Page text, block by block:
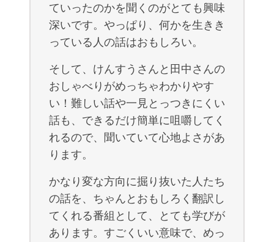
ていったのかを聞くのがとても興味
深いです。やっぱり、何かを生きき
っている人の話はおもしろい。
そして、けんすうさんと田中さんの
おしゃべりがめっちゃわかりやす
い！難しい話や一見とっつきにくい
話も、できるだけ簡単に咀嚼してく
れるので、聞いていて心地よさがあ
ります。
かなり変な方向に掘り抜いた人たち
の話を、ちゃんとおもしろく翻訳し
てくれる番組として、とても学びが
あります。すごくいい意味で、めっ